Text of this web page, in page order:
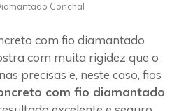
Conchal
com fio diamantado
com muita rigidez que o
precisas e, neste caso, fios
com fio diamantado